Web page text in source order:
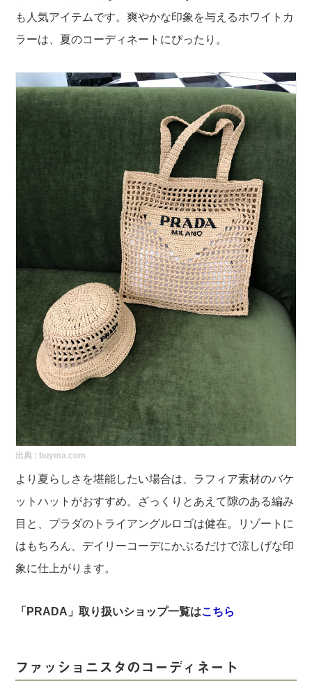
も人気アイテムです。爽やかな印象を与えるホワイトカ
ラーは、夏のコーディネートにぴったり。
出典 : buyma.com
より夏らしさを堪能したい場合は、ラフィア素材のバケ
ットハットがおすすめ。ざっくりとあえて隙のある編み
目と、プラダのトライアングルロゴは健在。リゾートに
はもちろん、デイリーコーデにかぶるだけで涼しげな印
象に仕上がります。
「PRADA」取り扱いショップ一覧はこちら
ファッショニスタのコーディネート